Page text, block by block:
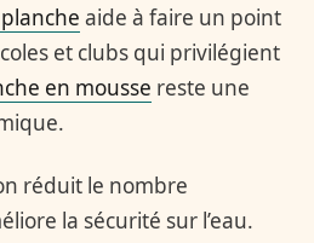
aide à faire un point
et clubs qui privilégient
en mousse reste une
réduit le nombre
la sécurité sur l’eau.